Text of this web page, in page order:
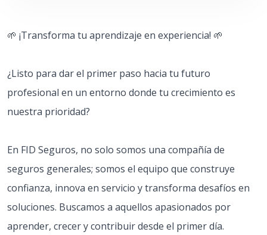
🌱 ¡Transforma tu aprendizaje en experiencia! 🌱
¿Listo para dar el primer paso hacia tu futuro
profesional en un entorno donde tu crecimiento es
nuestra prioridad?
En FID Seguros, no solo somos una compañía de
seguros generales; somos el equipo que construye
confianza, innova en servicio y transforma desafíos en
soluciones. Buscamos a aquellos apasionados por
aprender, crecer y contribuir desde el primer día.